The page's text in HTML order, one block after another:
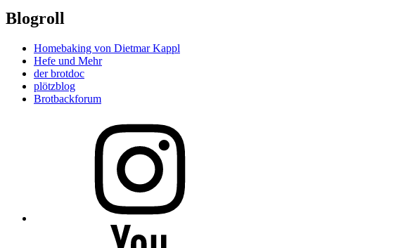
Blogroll
Homebaking von Dietmar Kappl
Hefe und Mehr
der brotdoc
plötzblog
Brotbackforum